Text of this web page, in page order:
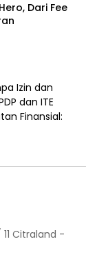
Dari Fee
Izin dan
dan ITE
Finansial:
Citraland -